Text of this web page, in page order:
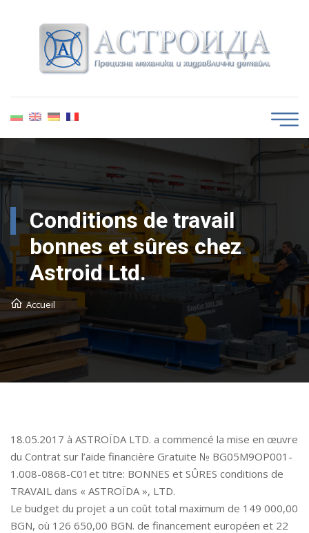
Conditions de travail
bonnes et sûres chez
Astroid Ltd.
Accueil
18.05.2017 à ASTROÏDA LTD. a commencé la mise en œuvre
du Contrat sur l’aide financière Gratuite № BG05M9OP001-
1.008-0868-C01et titre: BONNES et SÛRES conditions de
TRAVAIL dans « ASTROÏDA », LTD.
Le budget du projet a un coût total maximum de 149 000,00
BGN, où 126 650,00 BGN. de financement européen et 22